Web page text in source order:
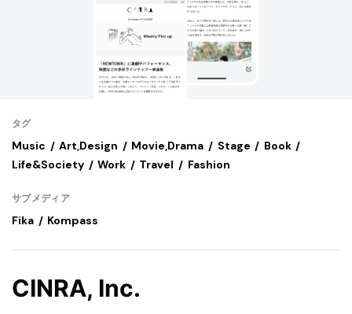
タグ
Music Art,Design Movie,Drama Stage
Book
Life&Society
Work Travel Fashion
サブメディア
Fika Kompass
CINRA, Inc.